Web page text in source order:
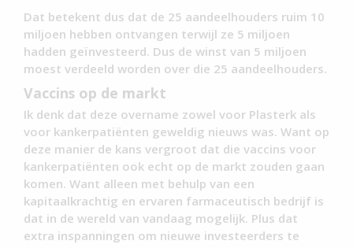
Dat betekent dus dat de 25 aandeelhouders ruim 10
miljoen hebben ontvangen terwijl ze 5 miljoen
hadden geïnvesteerd. Dus de winst van 5 miljoen
moest verdeeld worden over die 25 aandeelhouders.
Vaccins op de markt
Ik denk dat deze overname zowel voor Plasterk als
voor kankerpatiënten geweldig nieuws was. Want op
deze manier de kans vergroot dat die vaccins voor
kankerpatiënten ook echt op de markt zouden gaan
komen. Want alleen met behulp van een
kapitaalkrachtig en ervaren farmaceutisch bedrijf is
dat in de wereld van vandaag mogelijk. Plus dat
extra inspanningen om nieuwe investeerders te